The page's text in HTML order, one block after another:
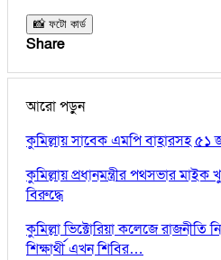
📸 ফটো কার্ড
Share
আরো পড়ুন
কুমিল্লায় সাবেক এমপি বাহারসহ ৫১
কুমিল্লায় প্রধানমন্ত্রীর পথসভার
বিরুদ্ধে
কুমিল্লা ভিক্টোরিয়া কলেজে রাজনীতি
শিক্ষার্থী এখন শিবির…